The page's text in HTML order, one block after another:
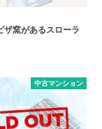
ザ窯があるスローラ
中古マンション